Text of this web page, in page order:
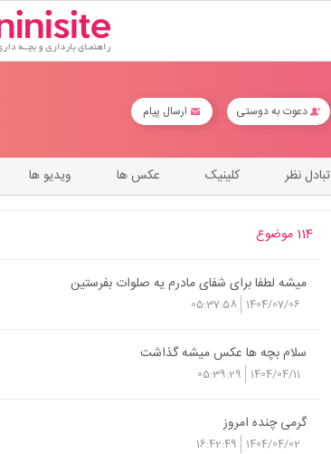
دعوت به دوستی ارسال پیام
ویدیو ها عکس ها کلینیک تبادل نظر
114 موضوع
میشه لطفا برای شفای مادرم یه صلوات بفرستین
1404/07/06
05:37:58
سلام بچه ها عکس میشه گذاشت
1404/04/11
05:39:29
گرمی چنده امروز
1404/04/02
16:42:49